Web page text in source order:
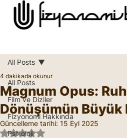
All Posts
Film ve Diziler
Fizyonomi Hakkında
Psikoloji
All Posts
Magnum Opus:
Dönüşümün Büyük
4 dakikada okunur
Güncelleme tarihi: 15 Eyl 2025
5 üzerinden NaN yıldız